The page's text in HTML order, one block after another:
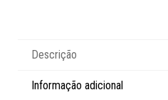
Descrição
Informação adicional